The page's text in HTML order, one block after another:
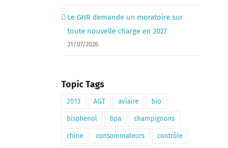
Le GHR demande un moratoire sur
toute nouvelle charge en 2027
31/07/2026
Topic Tags
2013 AGT aviaire bio
bisphenol bpa champignons
chine consommateurs contrôle